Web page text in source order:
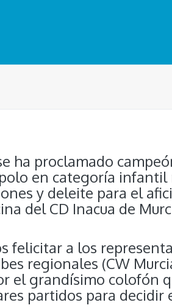
ha proclamado
en categoría infantil
y deleite para el
del CD Inacua de
felicitar a los
regionales (CW
el grandísimo colofón
partidos para